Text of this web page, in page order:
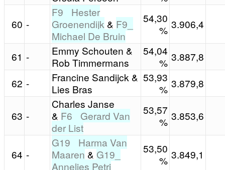
60 -
F9_ Hester
Groenendijk & F9_
Michael De Bruin
54,30
% 3.906,4
61 -
Emmy Schouten &
Rob Timmermans
54,04
% 3.887,8
62 -
Francine Sandijck &
Lies Bras
53,93
% 3.879,8
63 -
Charles Janse
& F6_ Gerard Van
der List
53,57
% 3.853,6
64 -
G19_ Harma Van
Maaren & G19_
Annelies Petri
53,50
% 3.849,1